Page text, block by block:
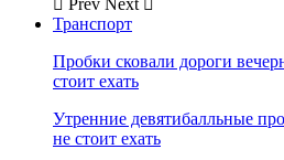
Prev Next
Транспорт
Пробки сковали дороги
стоит ехать
Утренние девятибалльные
не стоит ехать